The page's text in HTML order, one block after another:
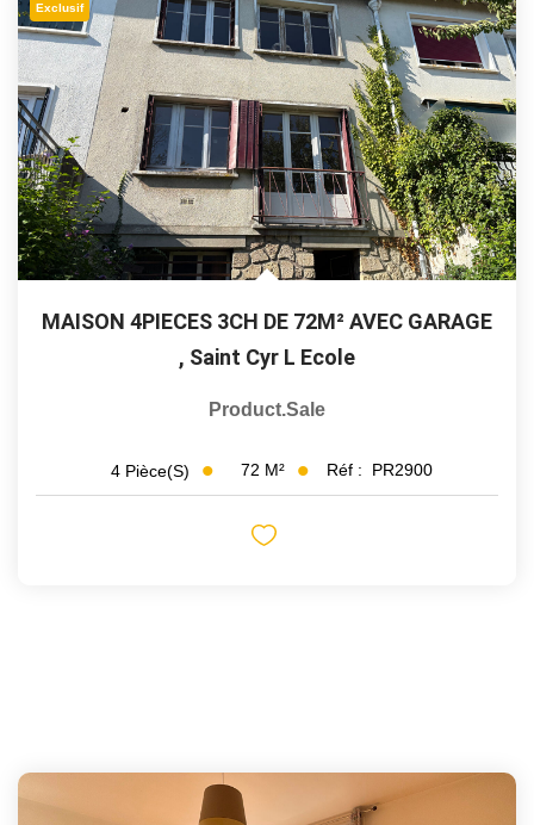
Exclusif
MAISON 4PIECES 3CH DE 72M² AVEC GARAGE
, Saint Cyr L Ecole
Product.sale
4 Pièce(s) 72 M² Réf : PR2900